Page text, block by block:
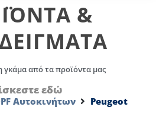
&
γκάμα από τα προϊόντα μας
εδώ
Αυτοκινήτων Peugeot